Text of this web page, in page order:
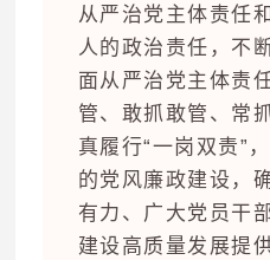
从严治党主体责任
人的政治责任，不
面从严治党主体责
管、敢抓敢管、常
真履行“一岗双责”
的党风廉政建设，
有力、广大党员干
建设高质量发展提